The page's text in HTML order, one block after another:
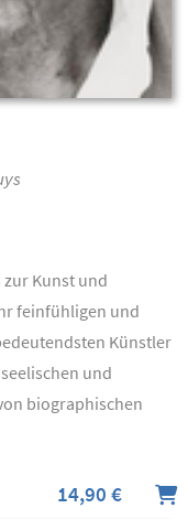
Kunst und
feinfühligen und
Künstler
und
biographischen
14,90 €